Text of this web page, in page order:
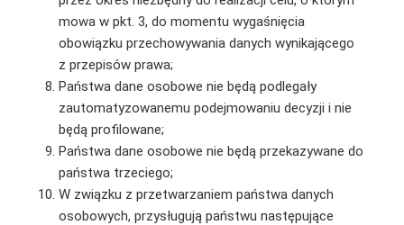
mowa w pkt. 3, do momentu wygaśnięcia
obowiązku przechowywania danych wynikającego
z przepisów prawa;
Państwa dane osobowe nie będą podlegały
zautomatyzowanemu podejmowaniu decyzji i nie
będą profilowane;
Państwa dane osobowe nie będą przekazywane do
państwa trzeciego;
W związku z przetwarzaniem państwa danych
osobowych, przysługują państwu następujące